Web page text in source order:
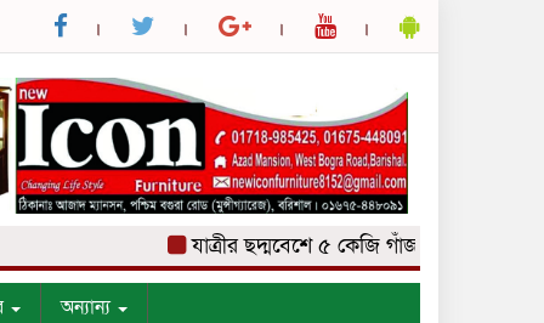
যাত্রীর ছদ্মবেশে ৫ কেজি গাঁজাসহ মাদক ব্যবসায়ী
অন্যান্য